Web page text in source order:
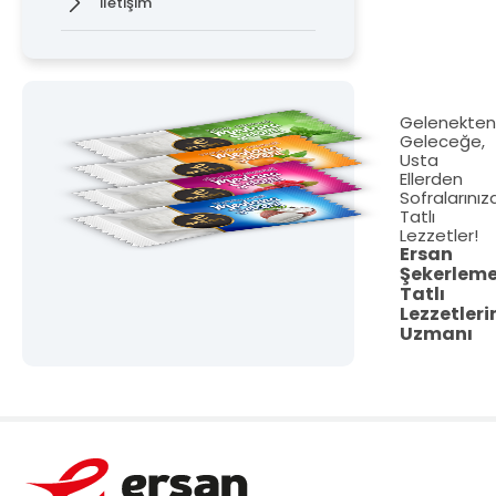
Gelenekten
Geleceğe,
Usta
Ellerden
Tatlı
Lezzetler!
Ersan
Tatlı
Uzmanı